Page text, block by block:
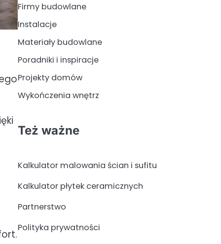
Firmy budowlane
Instalacje
Materiały budowlane
Poradniki i inspiracje
Projekty domów
Wykończenia wnętrz
Też ważne
Kalkulator malowania ścian i sufitu
Kalkulator płytek ceramicznych
Partnerstwo
Polityka prywatności